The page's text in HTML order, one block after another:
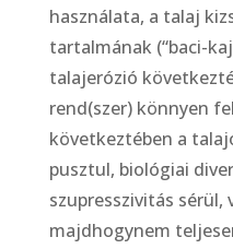
használata, a talaj
tartalmának (“baci-
talajerózió
rend(szer) könnyen
következtében a
pusztul, biológiai
szupresszivitás
majdhogynem